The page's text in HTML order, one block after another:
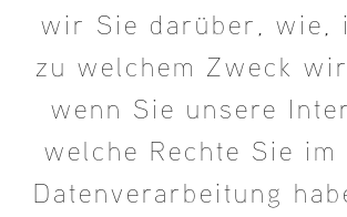
wir Sie darüber, wie,
zu welchem Zweck
wenn Sie unsere
welche Rechte Sie
Datenverarbeitung